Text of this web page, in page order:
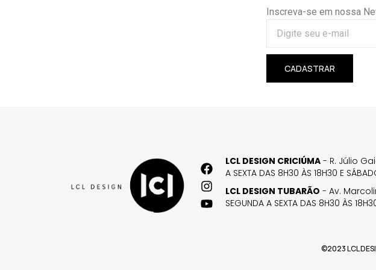
Inscreva-se em nossa
CADASTRAR
LCL DESIGN CRICIÚMA - R. Júlio
A SEXTA DAS 8H30 ÀS 18H30 E
LCL DESIGN TUBARÃO - Av.
SEGUNDA A SEXTA DAS 8H30 ÀS
©2023 LCL